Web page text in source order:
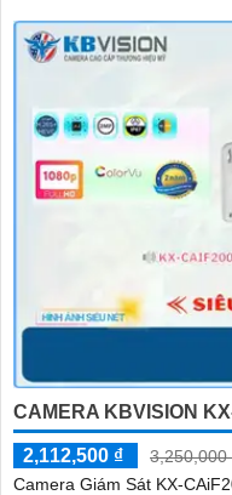
CAMERA KBVISION
2,112,500 ₫
3,250,000
Camera Giám Sát KX-